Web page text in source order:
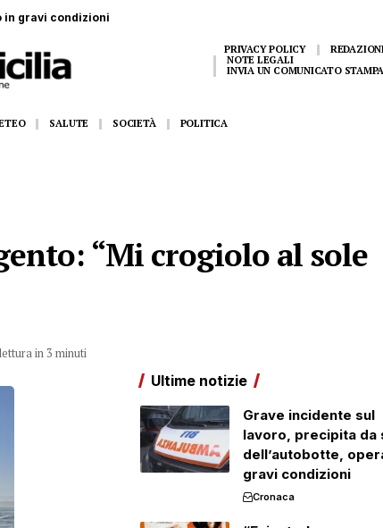
la grande musica dal vivo
PRIVACY POLICY
NOTE LEGALI
INVIA UN COMUNICATO STAMPA
SALUTE SOCIETÀ POLITICA
“Mi crogiolo al sole
lettura in 3 minuti
Ultime notizie
Grave incidente sul
lavoro, precipita da
dell’autobotte,
gravi condizioni
Cronaca